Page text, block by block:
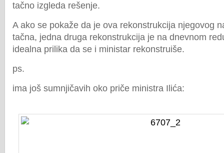
tačno izgleda rešenje.
A ako se pokaže da je ova rekonstrukcija njegovog
tačna, jedna druga rekonstrukcija je na dnevnom
idealna prilika da se i ministar rekonstruiše.
ps.
ima još sumnjičavih oko priče ministra Ilića: